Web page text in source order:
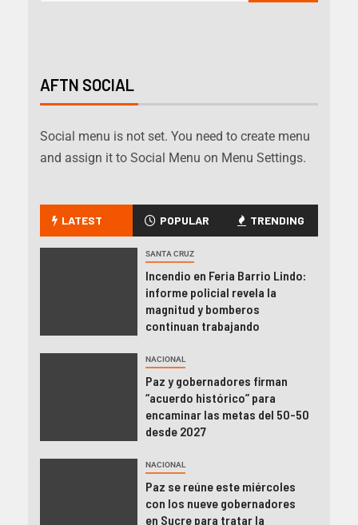
AFTN SOCIAL
Social menu is not set. You need to create menu
and assign it to Social Menu on Menu Settings.
LATEST POPULAR TRENDING
SANTA CRUZ
Incendio en Feria Barrio Lindo:
informe policial revela la
magnitud y bomberos
continuan trabajando
NACIONAL
Paz y gobernadores firman
“acuerdo histórico” para
encaminar las metas del 50-50
desde 2027
NACIONAL
Paz se reúne este miércoles
con los nueve gobernadores
en Sucre para tratar la